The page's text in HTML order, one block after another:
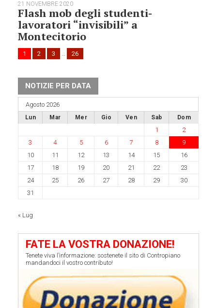
21 NOVEMBRE 2020
Flash mob degli studenti-
lavoratori “invisibili” a
Montecitorio
1 2 3 … 26
NOTIZIE PER DATA
Agosto 2026
Lun Mar Mer Gio Ven Sab Dom
1
2
3
4 5 6 7 8
9
10
11 12 13 14 15
16
17
18 19 20 21 22
23
24
25 26 27 28 29
30
31
« Lug
FATE LA VOSTRA DONAZIONE!
Tenete viva l’informazione: sostenete il sito di Contropiano
mandandoci il vostro contributo!